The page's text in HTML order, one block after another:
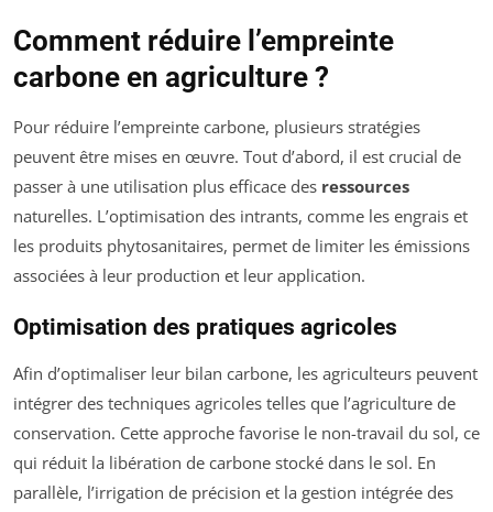
Comment réduire l’empreinte
carbone en agriculture ?
Pour réduire l’empreinte carbone, plusieurs stratégies
peuvent être mises en œuvre. Tout d’abord, il est crucial de
passer à une utilisation plus efficace des ressources
naturelles. L’optimisation des intrants, comme les engrais et
les produits phytosanitaires, permet de limiter les émissions
associées à leur production et leur application.
Optimisation des pratiques agricoles
Afin d’optimaliser leur bilan carbone, les agriculteurs peuvent
intégrer des techniques agricoles telles que l’agriculture de
conservation. Cette approche favorise le non-travail du sol, ce
qui réduit la libération de carbone stocké dans le sol. En
parallèle, l’irrigation de précision et la gestion intégrée des